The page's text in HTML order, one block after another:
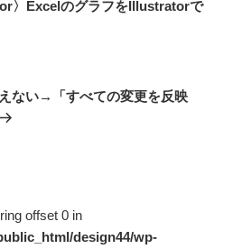
〉ExcelのグラフをIllustratorで
ない→「すべての変更を反映
offset 0 in
design44/wp-